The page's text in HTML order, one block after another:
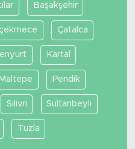
Başakşehir
Çatalca
Kartal
Maltepe Pendik
Silivri Sultanbeyli
Tuzla